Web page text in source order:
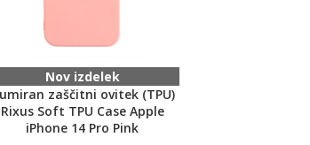
Nov izdelek
zaščitni ovitek (TPU)
Rixus Soft TPU Case Apple
iPhone 14 Pro Pink